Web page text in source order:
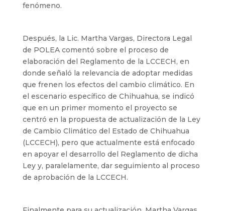
fenómeno.
Después, la Lic. Martha Vargas, Directora Legal
de POLEA comentó sobre el proceso de
elaboración del Reglamento de la LCCECH, en
donde señaló la relevancia de adoptar medidas
que frenen los efectos del cambio climático. En
el escenario específico de Chihuahua, se indicó
que en un primer momento el proyecto se
centró en la propuesta de actualización de la Ley
de Cambio Climático del Estado de Chihuahua
(LCCECH), pero que actualmente está enfocado
en apoyar el desarrollo del Reglamento de dicha
Ley y, paralelamente, dar seguimiento al proceso
de aprobación de la LCCECH.